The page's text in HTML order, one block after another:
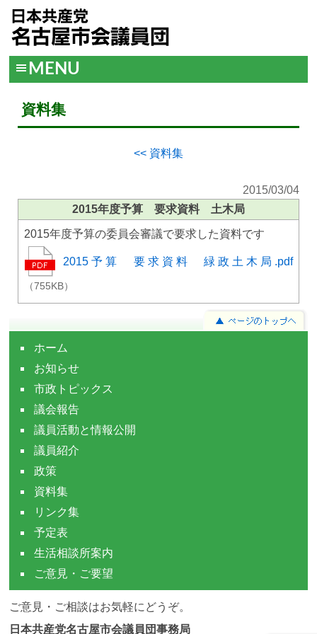
MENU
資料集
<< 資料集
2015/03/04
2015年度予算 要求資料 土木局
2015年度予算の委員会審議で要求した資料です
2015予算 要求資料 緑政土木局.pdf
（755KB）
ホーム
お知らせ
市政トピックス
議会報告
議員活動と情報公開
議員紹介
政策
資料集
リンク集
予定表
生活相談所案内
ご意見・ご要望
ご意見・ご相談はお気軽にどうぞ。
日本共産党名古屋市会議員団事務局